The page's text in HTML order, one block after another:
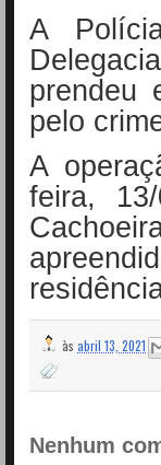
A
prendeu
pelo
A
feira,
às abril 13, 2021
Nenhum